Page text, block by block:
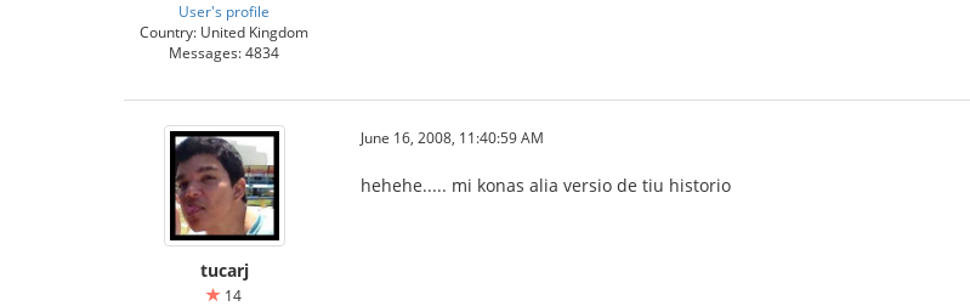
User's profile
Country: United Kingdom
Messages: 4834
tucarj
14
June 16, 2008, 11:40:59 AM
hehehe..... mi konas alia versio de tiu historio